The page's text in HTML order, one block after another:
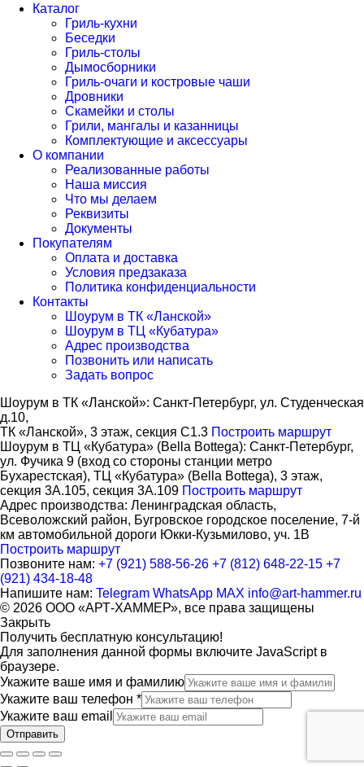
Каталог
Гриль-кухни
Беседки
Гриль-столы
Дымосборники
Гриль-очаги и костровые чаши
Дровники
Скамейки и столы
Грили, мангалы и казанницы
Комплектующие и аксессуары
О компании
Реализованные работы
Наша миссия
Что мы делаем
Реквизиты
Документы
Покупателям
Оплата и доставка
Условия предзаказа
Политика конфиденциальности
Контакты
Шоурум в ТК «Ланской»
Шоурум в ТЦ «Кубатура»
Адрес производства
Позвонить или написать
Задать вопрос
Шоурум в ТК «Ланской»: Cанкт-Петербург, ул. Студенческая
д.10,
ТК «Ланской», 3 этаж, секция C1.3 Построить маршрут
Шоурум в ТЦ «Кубатура» (Bella Bottega): Санкт-Петербург,
ул. Фучика 9 (вход со стороны станции метро
Бухарестская), ТЦ «Кубатура» (Bella Bottega), 3 этаж,
секция 3А.105, секция 3А.109 Построить маршрут
Адрес производства: Ленинградская область,
Всеволожский район, Бугровское городское поселение, 7-й
км автомобильной дороги Юкки-Кузьмилово, уч. 1В
Построить маршрут
Позвоните нам: +7 (921) 588-56-26 +7 (812) 648-22-15 +7
(921) 434-18-48
Напишите нам: Telegram WhatsApp MAX info@art-hammer.ru
© 2026 ООО «АРТ-ХАММЕР», все права защищены
Закрыть
Получить бесплатную консультацию!
Для заполнения данной формы включите JavaScript в
браузере.
Укажите ваше имя и фамилию
Укажите ваш телефон *
Укажите ваш email
Отправить